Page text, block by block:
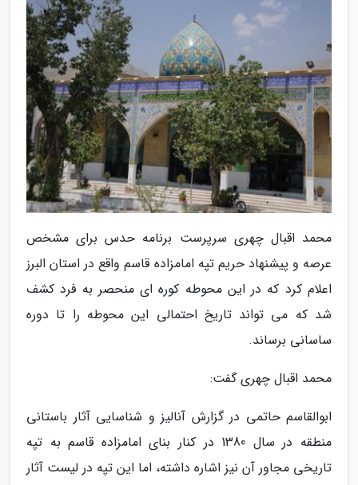
محمد اقبال چهری سرپرست برنامه حدس برای مشخص
عرصه و پیشنهاد حریم تپه امامزاده قاسم واقع در استان البرز
اعلام کرد که در این محوطه کوره ای منحصر به فرد کشف
شد که می تواند تاریخ احتمالی این محوطه را تا دوره
ساسانی برساند.
محمد اقبال چهری گفت:
ابوالقاسم حاتمی در گزارش آنالیز و شناسایی آثار باستانی
منطقه در سال 1380 در کنار بنای امامزاده قاسم به تپه
تاریخی مجاور آن نیز اشاره داشته، اما این تپه در لیست آثار